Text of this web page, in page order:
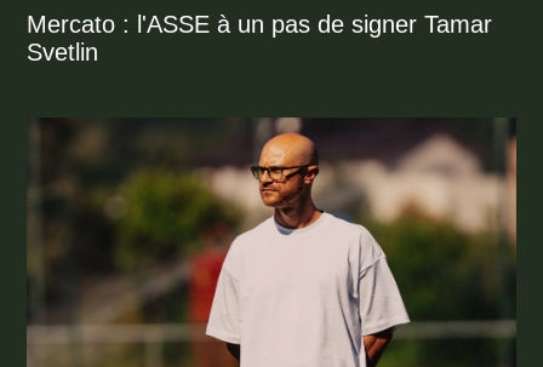
Mercato : l'ASSE à un pas de signer Tamar
Svetlin